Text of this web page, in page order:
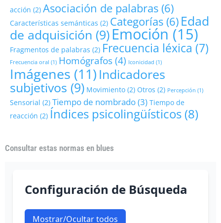
acción (2) Asociación de palabras (6)
Características semánticas (2) Categorías (6) Edad
de adquisición (9)Emoción (15)
Fragmentos de palabras (2) Frecuencia léxica (7)
Frecuencia oral (1) Homógrafos(4) Iconicidad (1)
Imágenes (11) Indicadores
subjetivos (9) Movimiento (2) Otros (2) Percepción (1)
Sensorial (2) Tiempo de nombrado(3) Tiempo de
reacción (2) Índices psicolingüísticos (8)
Consultar estas normas en blues